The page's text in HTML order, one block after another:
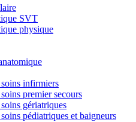
SVT
physique
infirmiers
premier secours
gériatriques
pédiatriques et baigneurs